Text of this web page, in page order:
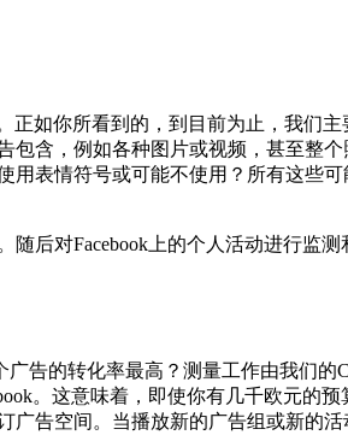
如你所看到的，到目前为止，我们
含，例如各种图片或视频，甚至整
表情符号或可能不使用？所有这些
后对Facebook上的个人活动进行监
告的转化率最高？测量工作由我们
。这意味着，即使你有几千欧元的
告空间。当播放新的广告组或新的